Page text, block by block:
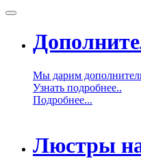
Мы дарим
Узнать подробнее..
Подробнее...
Люстры